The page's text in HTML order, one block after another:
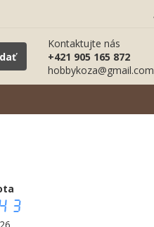
Kontaktujte nás
+421 905 165 872
hobbykoza@gmail.com